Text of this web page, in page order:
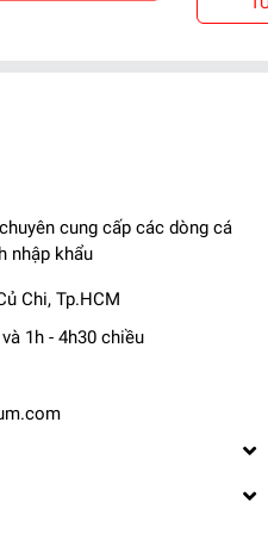
#thuysinhgiare
ủng hộ
cung cấp các dòng cá
nhập khẩu
Chi, Tp.HCM
1h - 4h30 chiều